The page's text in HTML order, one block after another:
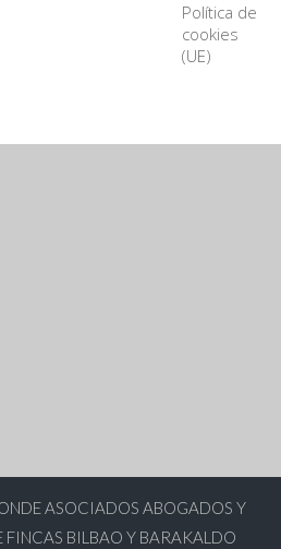
Política de
cookies
(UE)
ASOCIADOS ABOGADOS Y
BILBAO Y BARAKALDO